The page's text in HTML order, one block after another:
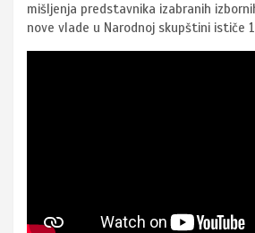
mišljenja predstavnika izabranih
nove vlade u Narodnoj skupštini ističe